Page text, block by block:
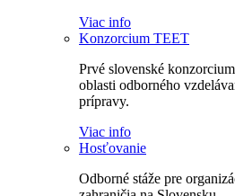
Viac info
Konzorcium TEET
Prvé slovenské
oblasti odborného
prípravy.
Viac info
Hosťovanie
Odborné stáže pre